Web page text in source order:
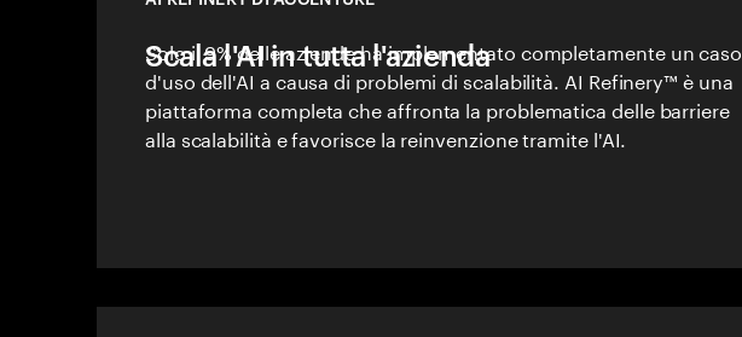
Scala l'AI in tutta l'azienda
Solo il 9% delle aziende ha implementato completamente un caso
d'uso dell'AI a causa di problemi di scalabilità. AI Refinery™ è una
piattaforma completa che affronta la problematica delle barriere
alla scalabilità e favorisce la reinvenzione tramite l'AI.